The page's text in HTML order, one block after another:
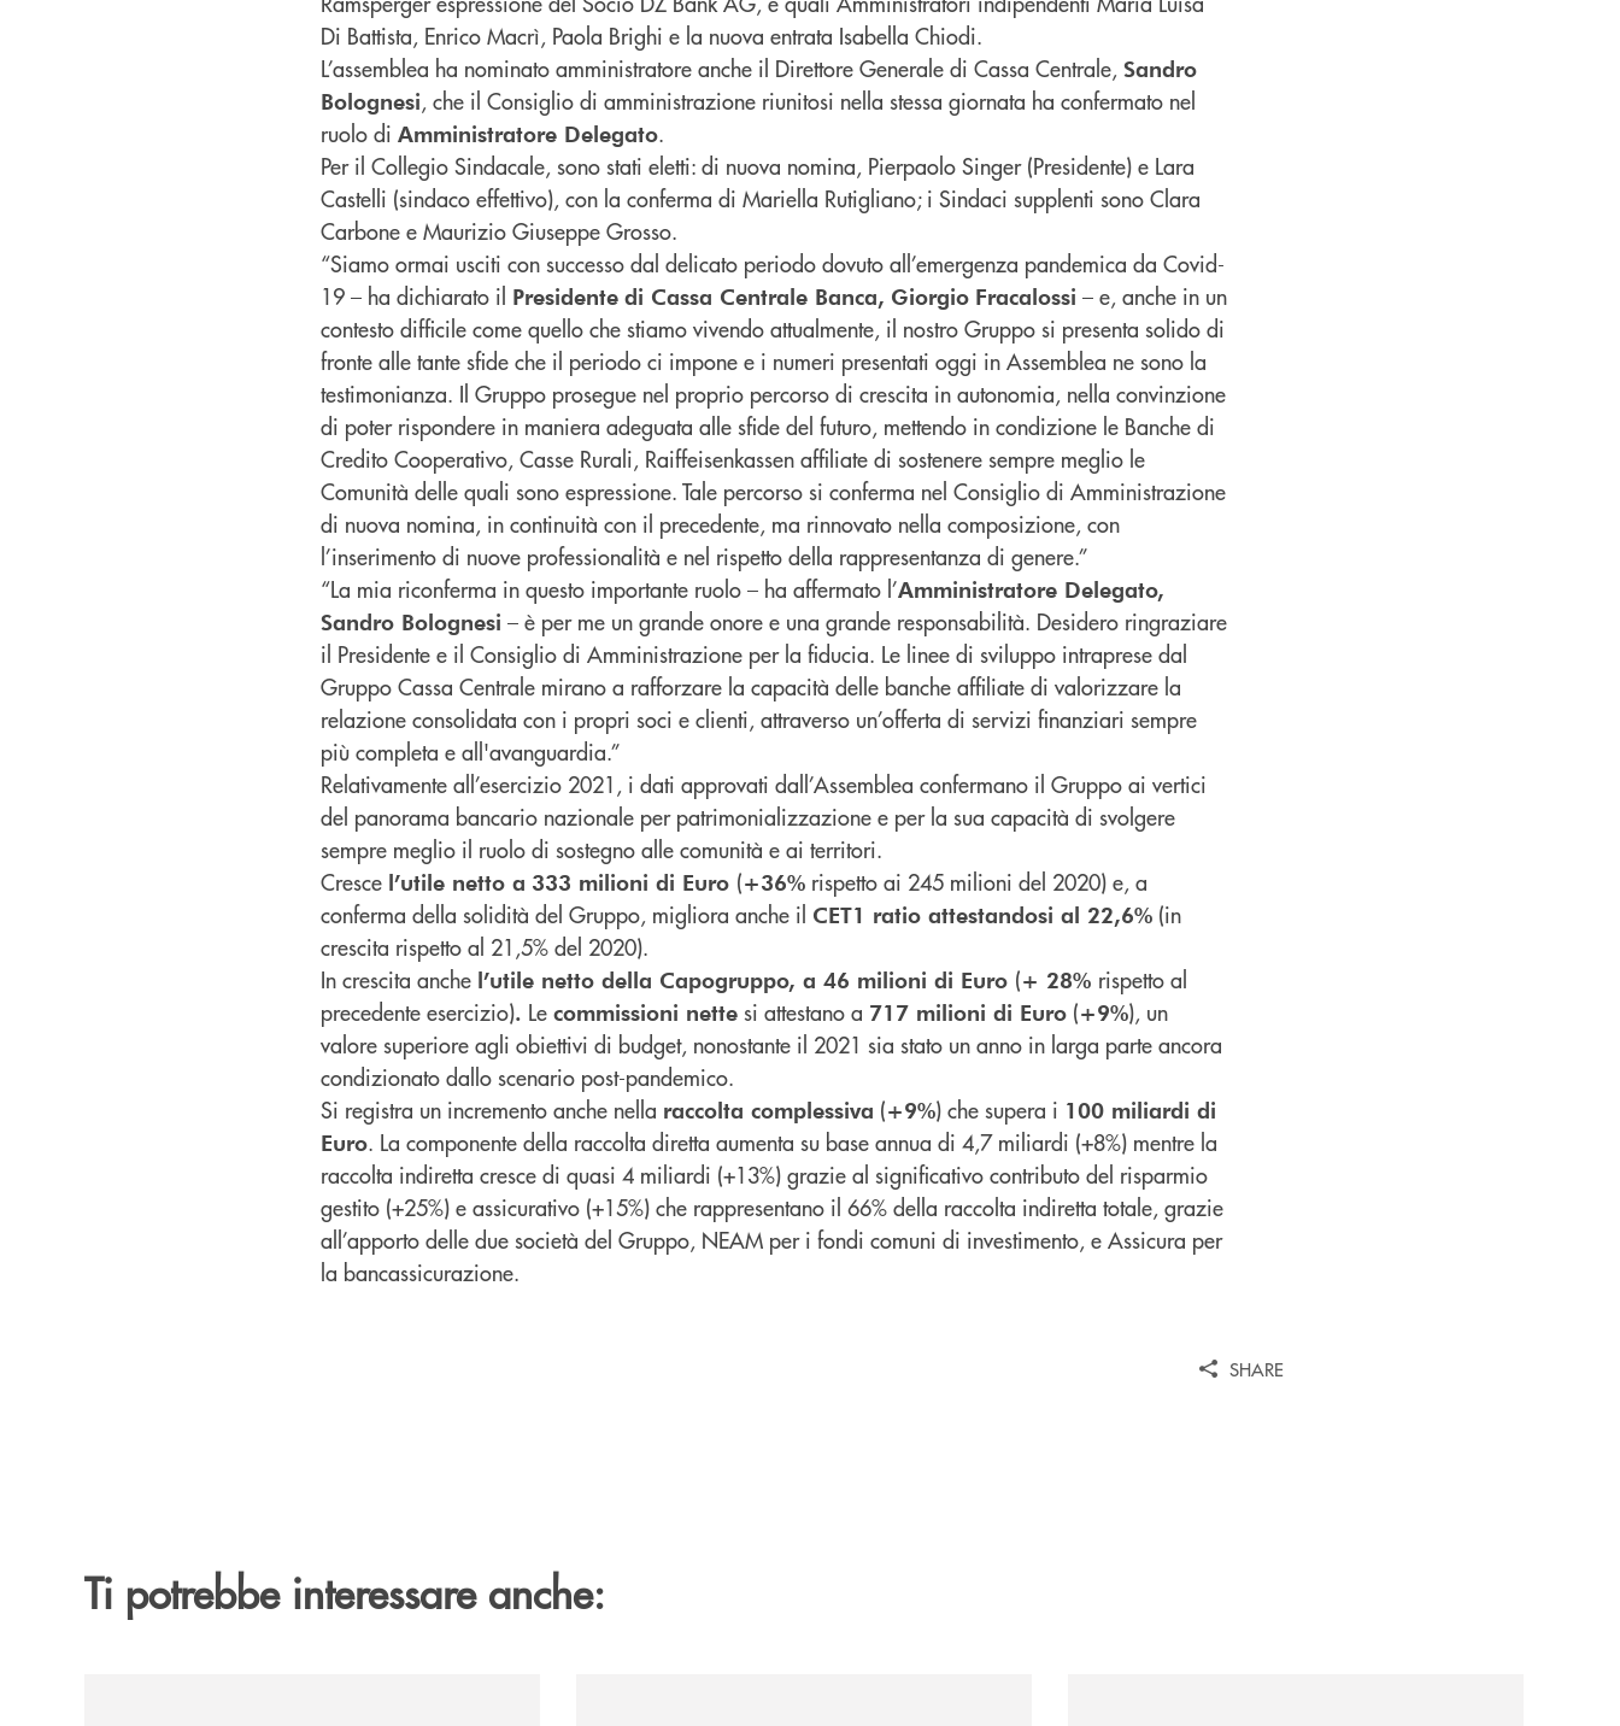
Di Battista, Enrico Macrì, Paola Brighi e la nuova entrata Isabella Chiodi.
L’assemblea ha nominato amministratore anche il Direttore Generale di Cassa Centrale, Sandro
Bolognesi, che il Consiglio di amministrazione riunitosi nella stessa giornata ha confermato nel
ruolo di Amministratore Delegato.
Per il Collegio Sindacale, sono stati eletti: di nuova nomina, Pierpaolo Singer (Presidente) e Lara
Castelli (sindaco effettivo), con la conferma di Mariella Rutigliano; i Sindaci supplenti sono Clara
Carbone e Maurizio Giuseppe Grosso.
“Siamo ormai usciti con successo dal delicato periodo dovuto all’emergenza pandemica da Covid-
19 – ha dichiarato il Presidente di Cassa Centrale Banca, Giorgio Fracalossi – e, anche in un
contesto difficile come quello che stiamo vivendo attualmente, il nostro Gruppo si presenta solido di
fronte alle tante sfide che il periodo ci impone e i numeri presentati oggi in Assemblea ne sono la
testimonianza. Il Gruppo prosegue nel proprio percorso di crescita in autonomia, nella convinzione
di poter rispondere in maniera adeguata alle sfide del futuro, mettendo in condizione le Banche di
Credito Cooperativo, Casse Rurali, Raiffeisenkassen affiliate di sostenere sempre meglio le
Comunità delle quali sono espressione. Tale percorso si conferma nel Consiglio di Amministrazione
di nuova nomina, in continuità con il precedente, ma rinnovato nella composizione, con
l’inserimento di nuove professionalità e nel rispetto della rappresentanza di genere.”
“La mia riconferma in questo importante ruolo – ha affermato l’Amministratore Delegato,
Sandro Bolognesi – è per me un grande onore e una grande responsabilità. Desidero ringraziare
il Presidente e il Consiglio di Amministrazione per la fiducia. Le linee di sviluppo intraprese dal
Gruppo Cassa Centrale mirano a rafforzare la capacità delle banche affiliate di valorizzare la
relazione consolidata con i propri soci e clienti, attraverso un’offerta di servizi finanziari sempre
più completa e all'avanguardia.”
Relativamente all’esercizio 2021, i dati approvati dall’Assemblea confermano il Gruppo ai vertici
del panorama bancario nazionale per patrimonializzazione e per la sua capacità di svolgere
sempre meglio il ruolo di sostegno alle comunità e ai territori.
Cresce l’utile netto a 333 milioni di Euro (+36% rispetto ai 245 milioni del 2020) e, a
conferma della solidità del Gruppo, migliora anche il CET1 ratio attestandosi al 22,6% (in
crescita rispetto al 21,5% del 2020).
In crescita anche l’utile netto della Capogruppo, a 46 milioni di Euro (+ 28% rispetto al
precedente esercizio). Le commissioni nette si attestano a 717 milioni di Euro (+9%), un
valore superiore agli obiettivi di budget, nonostante il 2021 sia stato un anno in larga parte ancora
condizionato dallo scenario post-pandemico.
Si registra un incremento anche nella raccolta complessiva (+9%) che supera i 100 miliardi di
Euro. La componente della raccolta diretta aumenta su base annua di 4,7 miliardi (+8%) mentre la
raccolta indiretta cresce di quasi 4 miliardi (+13%) grazie al significativo contributo del risparmio
gestito (+25%) e assicurativo (+15%) che rappresentano il 66% della raccolta indiretta totale, grazie
all’apporto delle due società del Gruppo, NEAM per i fondi comuni di investimento, e Assicura per
la bancassicurazione.
SHARE
Ti potrebbe interessare anche: